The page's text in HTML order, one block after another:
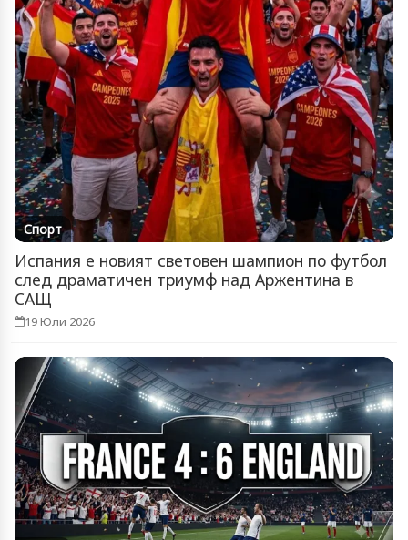
Спорт
Испания е новият световен шампион по футбол
след драматичен триумф над Аржентина в
САЩ
19 Юли 2026